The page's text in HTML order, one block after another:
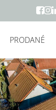
PRODANÉ